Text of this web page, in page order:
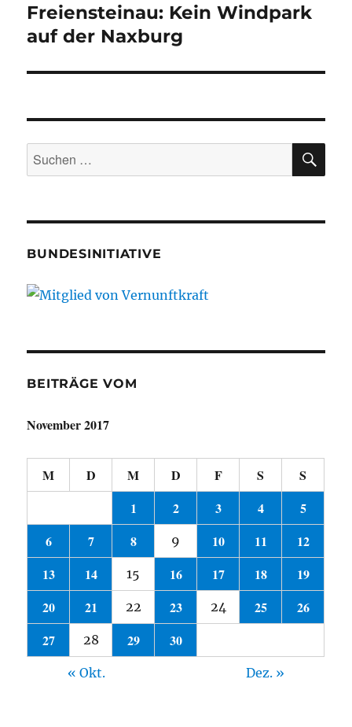
Nächster
Beitrag:
Freiensteinau: Kein Windpark
auf der Naxburg
Suche
nach:
BUNDESINITIATIVE
BEITRÄGE VOM
November 2017
M D M D F S
S
1
2 3 4
5
6
7 8 9 10 11
12
13
14 15 16 17 18
19
20
21 22 23 24 25
26
27
28 29 30
« Okt. Dez. »